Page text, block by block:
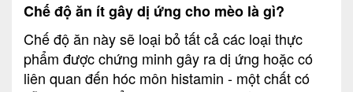
Chế độ ăn ít gây dị ứng cho mèo là gì?
Chế độ ăn này sẽ loại bỏ tất cả các loại thực
phẩm được chứng minh gây ra dị ứng hoặc có
liên quan đến hóc môn histamin - một chất có